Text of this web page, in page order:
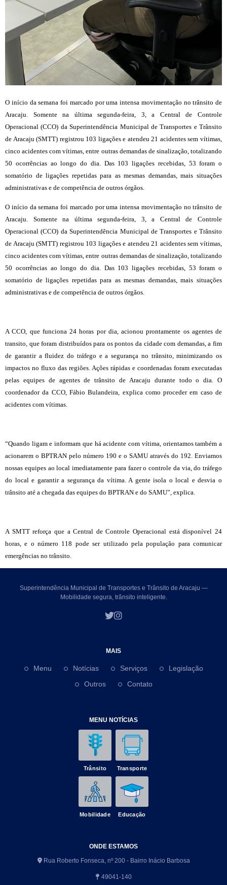
O início da semana foi marcado por uma intensa movimentação no trânsito de
Aracaju. Somente na última segunda-feira, 3, a Central de Controle
Operacional (CCO) da Superintendência Municipal de Transportes e Trânsito
de Aracaju (SMTT) registrou 103 ligações e atendeu 21 acidentes sem vítimas,
cinco acidentes com vítimas, entre outras demandas de sinalização, totalizando
50 ocorrências ao longo do dia. Das 103 ligações recebidas, 53 foram o
somatório de ligações repetidas para as mesmas demandas, mais situações
administrativas e de competência de outros órgãos.
O início da semana foi marcado por uma intensa movimentação no trânsito de
Aracaju. Somente na última segunda-feira, 3, a Central de Controle
Operacional (CCO) da Superintendência Municipal de Transportes e Trânsito
de Aracaju (SMTT) registrou 103 ligações e atendeu 21 acidentes sem vítimas,
cinco acidentes com vítimas, entre outras demandas de sinalização, totalizando
50 ocorrências ao longo do dia. Das 103 ligações recebidas, 53 foram o
somatório de ligações repetidas para as mesmas demandas, mais situações
administrativas e de competência de outros órgãos.
A CCO, que funciona 24 horas por dia, acionou prontamente os agentes de
transito, que foram distribuídos para os pontos da cidade com demandas, a fim
de garantir a fluidez do tráfego e a segurança no trânsito, minimizando os
impactos no fluxo das regiões. Ações rápidas e coordenadas foram executadas
pelas equipes de agentes de trânsito de Aracaju durante todo o dia. O
coordenador da CCO, Fábio Bulandeira, explica como proceder em caso de
acidentes com vítimas.
“Quando ligam e informam que há acidente com vítima, orientamos também a
acionarem o BPTRAN pelo número 190 e o SAMU através do 192. Enviamos
nossas equipes ao local imediatamente para fazer o controle da via, do tráfego
do local e garantir a segurança da vítima. A gente isola o local e desvia o
trânsito até a chegada das equipes do BPTRAN e do SAMU”, explica.
A SMTT reforça que a Central de Controle Operacional está disponível 24
horas, e o número 118 pode ser utilizado pela população para comunicar
emergências no trânsito.
Superintendência Municipal de Transportes e Trânsito de Aracaju —
Mobilidade segura, trânsito inteligente.
MAIS
Menu Notícias Serviços
Legislação
Outros
Contato
MENU NOTÍCIAS
Trânsito Transporte
Mobilidade Educação
ONDE ESTAMOS
Rua Roberto Fonseca, nº 200 - Bairro Inácio Barbosa
49041-140